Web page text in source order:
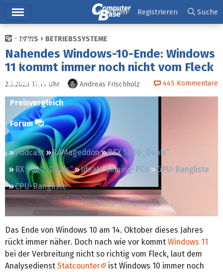
Ticker
Tests
Downloads
Preisvergleich
Forum
Podcast RAMageddon
RTX 5000 „Deals“
RX 9000 „Deals“
Ideale Gaming-PCs
GPU-Rangliste
CPU-Rangliste
Anmelden Registrieren Suche
NEWS BETRIEBSSYSTEME
Nahendes Windows-10-Ende: Windows
11 kommt immer noch nicht vom Fleck
2.5.2025 17:11 Uhr Andreas Frischholz 445 Kommentare
Das Ende von Windows 10 am 14. Oktober dieses Jahres
rückt immer näher. Doch nach wie vor kommt Windows 11
bei der Verbreitung nicht so richtig vom Fleck, laut dem
Analysedienst Statcounter
ist Windows 10 immer noch